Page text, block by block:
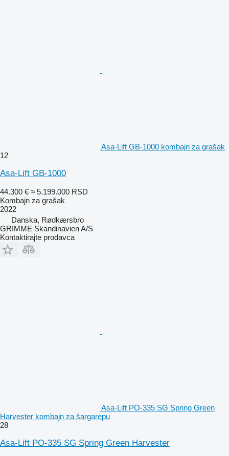
Asa-Lift GB-1000 kombajn za grašak
12
Asa-Lift GB-1000
44.300 € ≈ 5.199.000 RSD
Kombajn za grašak
2022
Danska, Rødkærsbro
GRIMME Skandinavien A/S
Kontaktirajte prodavca
Asa-Lift PO-335 SG Spring Green
Harvester kombajn za šargarepu
28
Asa-Lift PO-335 SG Spring Green Harvester